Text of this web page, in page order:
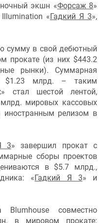
экшн «Форсаж 8»
«Гадкий Я 3»,
сумму в свой дебютный
прокате (из них $443.2
рынки). Суммарная
$1.23 млрд. – таким
стал шестой лентой,
мировых кассовых
иностранным релизом в
3» завершил прокат с
сборы проектов
в $5.7 млрд.,
«Гадкий Я 3» и
Blumhouse совместно
в мировом прокате: